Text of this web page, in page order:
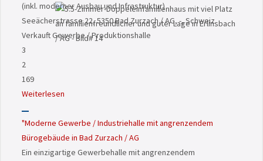
(inkl. moderner Ausbau und Infrastruktur)
Seeächerstrasse 22, 5350 Bad Zurzach / AG, -, Schweiz
VerkauftGewerbe / Produktionshalle
3
2
169
Weiterlesen
"Moderne Gewerbe / Industriehalle mit angrenzendem
Bürogebäude in Bad Zurzach / AG
Ein einzigartige Gewerbehalle mit angrenzendem